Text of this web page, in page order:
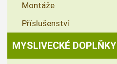
Montáže
Příslušenství
MYSLIVECKÉ DOPLŇKY